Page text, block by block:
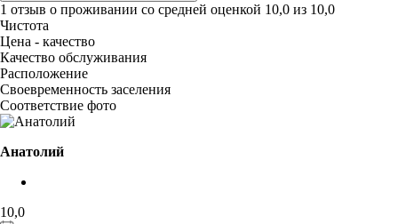
1 отзыв о проживании со средней оценкой 10,0 из 10,0
Чистота
Цена - качество
Качество обслуживания
Расположение
Своевременность заселения
Соответствие фото
Анатолий
10,0